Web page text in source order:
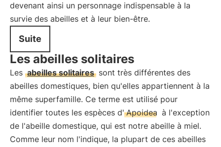
devenant ainsi un personnage indispensable à la
survie des abeilles et à leur bien-être.
Suite
Les abeilles solitaires
Les abeilles solitaires sont très différentes des
abeilles domestiques, bien qu'elles appartiennent à la
même superfamille. Ce terme est utilisé pour
identifier toutes les espèces d' Apoidea à l'exception
de l'abeille domestique, qui est notre abeille à miel.
Comme leur nom l'indique, la plupart de ces abeilles